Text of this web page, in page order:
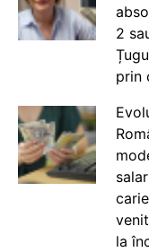
2
prin
la